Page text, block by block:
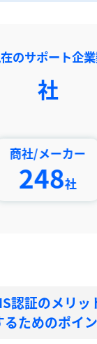
のサポート企
社
ーカー
社
認証のメリッ
るためのポイ